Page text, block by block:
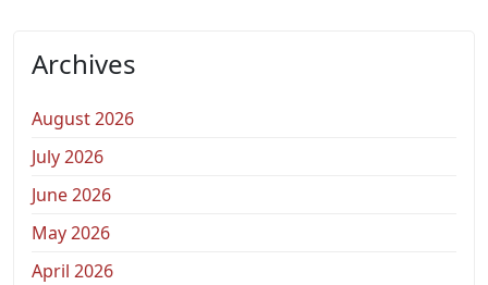
Archives
August 2026
July 2026
June 2026
May 2026
April 2026